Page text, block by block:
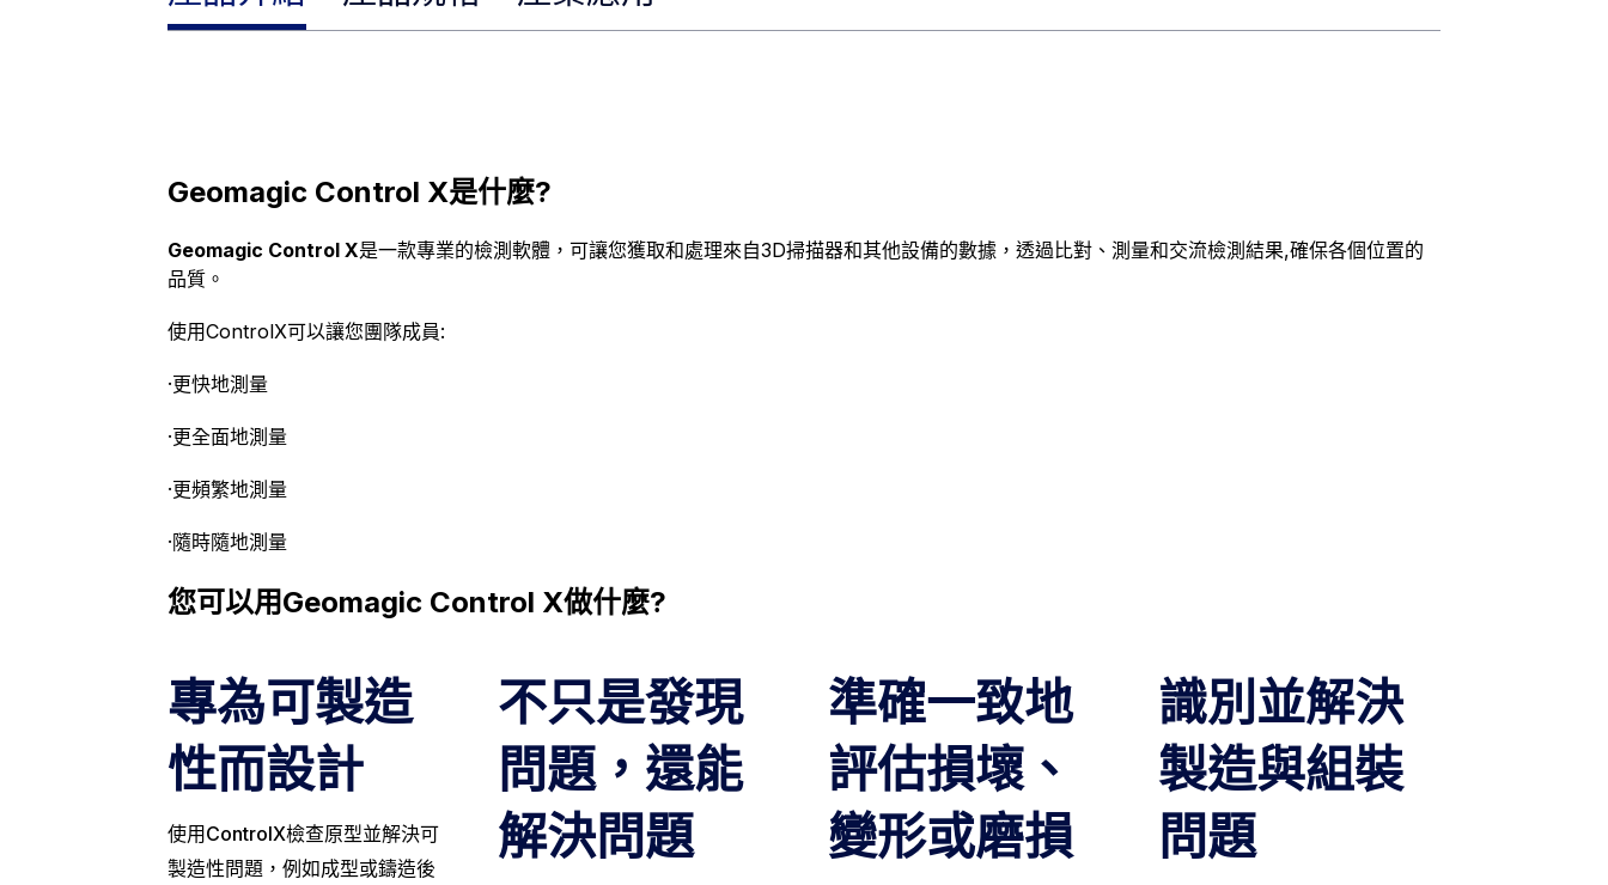
Geomagic Control X是什麼?
Geomagic Control X是一款專業的檢測軟體，可讓您獲取和處理來自3D掃描器和其他設備的數據，透過比對、測量和交流檢測結果,確保各個位置的
品質。
使用ControlX可以讓您團隊成員:
·更快地測量
·更全面地測量
·更頻繁地測量
·隨時隨地測量
您可以用Geomagic Control X做什麼?
專為可製造
性而設計
使用ControlX檢查原型並解決可
製造性問題，例如成型或鑄造後
不只是發現
問題，還能
解決問題
準確一致地
評估損壞、
變形或磨損
識別並解決
製造與組裝
問題